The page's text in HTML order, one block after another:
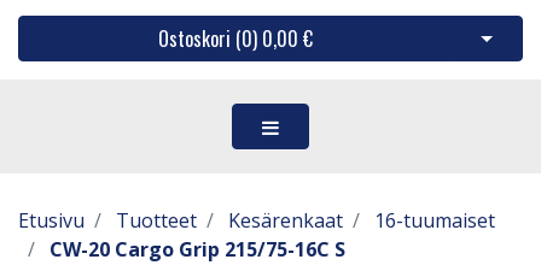
Ostoskori (0) 0,00 € Avaa
Etusivu Tuotteet Kesärenkaat
16-tuumaiset
CW-20 Cargo Grip 215/75-16C S